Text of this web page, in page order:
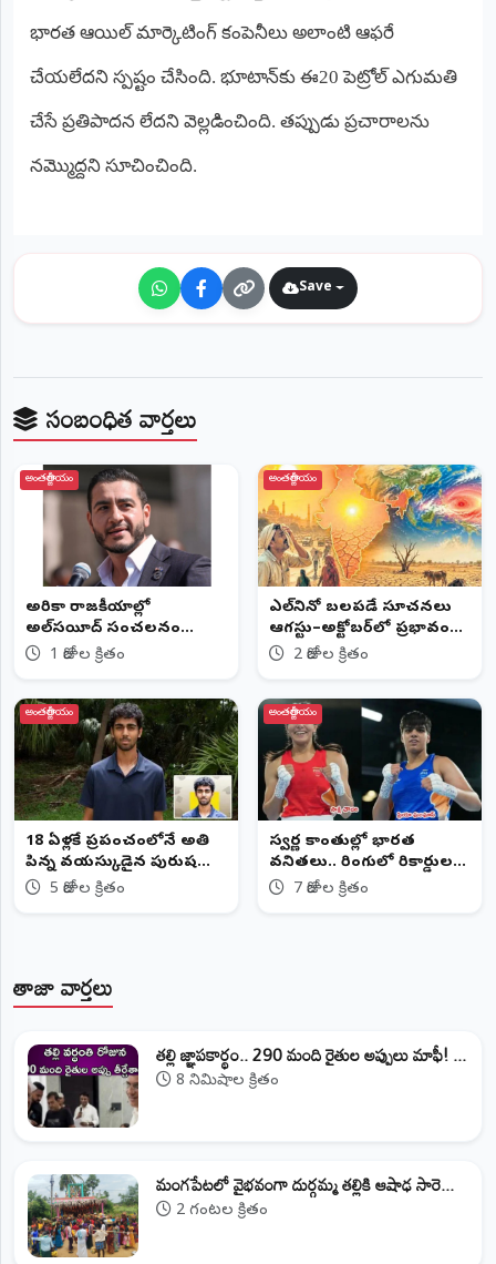
రిపోర్టర్లు
రిపోర్టర్‌గా
చేరండి
లాగిన్
ప్రతి
-
ప్రజల
పక్షం
భారత ఆయిల్ మార్కెటింగ్ కంపెనీలు అలాంటి ఆఫరే
చేయలేదని స్పష్టం చేసింది. భూటాన్‌కు ఈ20 పెట్రోల్ ఎగుమతి
చేసే ప్రతిపాదన లేదని వెల్లడించింది. తప్పుడు ప్రచారాలను
నమ్మొద్దని సూచించింది.
Save
సంబంధిత వార్తలు
అంతర్జాతీయం
అమెరికా రాజకీయాల్లో
అల్‌సయీద్ సంచలనం
ధనబలాన్ని ఢీకొట్టిన
1 రోజుల క్రితం
అంతర్జాతీయం
ఎల్‌నినో బలపడే సూచనలు
ఆగస్టు–అక్టోబర్‌లో ప్రభావం
పెరిగే అవకాశం
2 రోజుల క్రితం
అంతర్జాతీయం
18 ఏళ్లకే ప్రపంచంలోనే అతి
పిన్న వయస్కుడైన పురుష
ప్రొఫెసర్5 రోజుల క్రితం
అంతర్జాతీయం
స్వర్ణ కాంతుల్లో భారత
వనితలు.. రింగులో రికార్డుల
వర్షం!7 రోజుల క్రితం
తాజా వార్తలు
తల్లి జ్ఞాపకార్థం.. 290 మంది రైతుల అప్పులు మాఫీ! ...
8 నిమిషాల క్రితం
మంగపేటలో వైభవంగా దుర్గమ్మ తల్లికి ఆషాఢ సారె...
2 గంటల క్రితం